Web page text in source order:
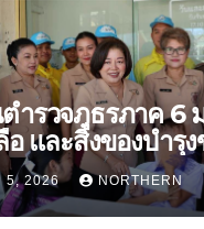
ำรวจภูธรภาค 6
อ และสิ่งของบำรุ
5, 2026 NORTHERN